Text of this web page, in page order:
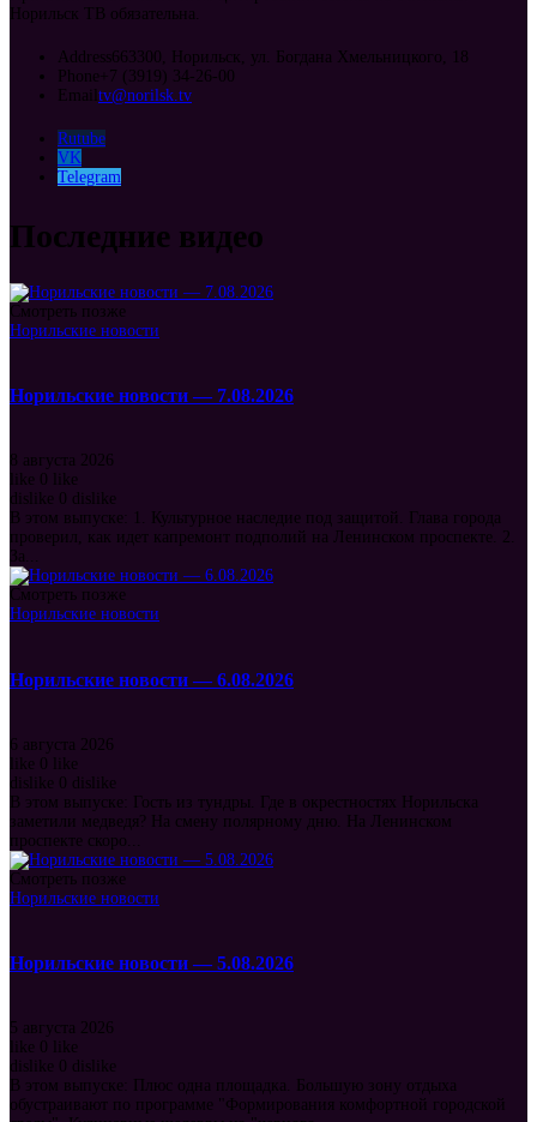
Норильск ТВ обязательна.
Address663300, Норильск, ул. Богдана Хмельницкого, 18
Phone +7 (3919) 34-26-00
Emailtv@norilsk.tv
Rutube
VK
Telegram
Последние видео
Смотреть позже
Норильские новости
Норильские новости — 7.08.2026
8 августа 2026
like
0
like
dislike
0 dislike
В этом выпуске: 1. Культурное наследие под защитой. Глава города
проверил, как идет капремонт подполий на Ленинском проспекте. 2.
За...
Смотреть позже
Норильские новости
Норильские новости — 6.08.2026
6 августа 2026
like
0
like
dislike
0 dislike
В этом выпуске: Гость из тундры. Где в окрестностях Норильска
заметили медведя? На смену полярному дню. На Ленинском
проспекте скоро...
Смотреть позже
Норильские новости
Норильские новости — 5.08.2026
5 августа 2026
like
0
like
dislike
0 dislike
В этом выпуске: Плюс одна площадка. Большую зону отдыха
обустраивают по программе "Формирования комфортной городской